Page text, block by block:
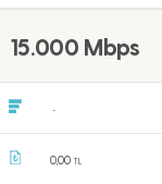
15.000 Mbps
-
0,00 TL